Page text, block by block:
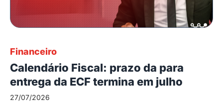
Financeiro
Calendário Fiscal: prazo da para
entrega da ECF termina em julho
27/07/2026